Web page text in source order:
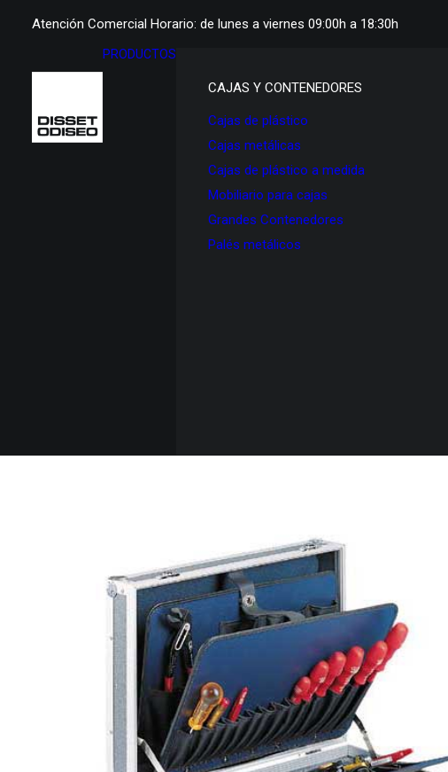
Atención Comercial Horario: de lunes a viernes 09:00h a 18:30h
PRODUCTOS
CAJAS Y CONTENEDORES
Cajas de plástico
Cajas metálicas
Cajas de plástico a medida
Mobiliario para cajas
Grandes Contenedores
Palés metálicos